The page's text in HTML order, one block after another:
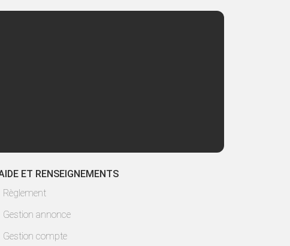
ET RENSEIGNEMENTS
Règlement
Gestion annonce
Gestion compte